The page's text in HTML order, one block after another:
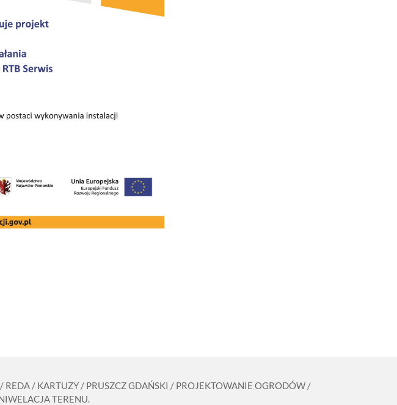
/ KARTUZY / PRUSZCZ GDAŃSKI / PROJEKTOWANIE OGRODÓW /
TERENU.